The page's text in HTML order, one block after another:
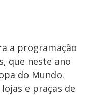
a programação
que neste ano
do Mundo.
e praças de